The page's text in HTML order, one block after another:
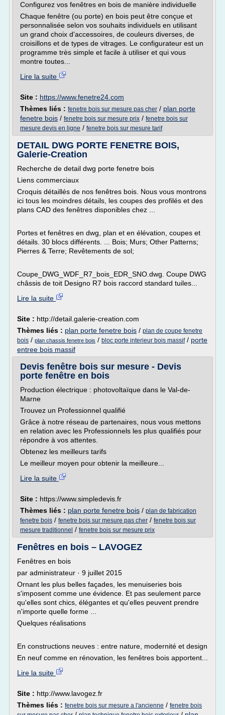
Configurez vos fenêtres en bois de manière individuelle
Chaque fenêtre (ou porte) en bois peut être conçue et
personnalisée selon vos souhaits individuels en utilisant
un grand choix d'accessoires, de couleurs diverses, de
croisillons et de types de vitrages. Le configurateur est un
programme très simple et facile à utiliser et qui vous
montre toutes...
Lire la suite
Site : https://www.fenetre24.com
Thèmes liés : fenetre bois sur mesure pas cher / plan porte
fenetre bois / fenetre bois sur mesure prix / fenetre bois sur
mesure devis en ligne / fenetre bois sur mesure tarif
DETAIL DWG PORTE FENETRE BOIS,
Galerie-Creation
Recherche de detail dwg porte fenetre bois
Liens commerciaux
Croquis détaillés de nos fenêtres bois. Nous vous montrons
ici tous les moindres détails, les coupes des profilés et des
plans CAD des fenêtres disponibles chez ...
Portes et fenêtres en dwg, plan et en élévation, coupes et
détails. 30 blocs différents. ... Bois; Murs; Other Patterns;
Pierres & Terre; Revêtements de sol;
Coupe_DWG_WDF_R7_bois_EDR_SNO.dwg. Coupe DWG
châssis de toit Designo R7 bois raccord standard tuiles...
Lire la suite
Site : http://detail.galerie-creation.com
Thèmes liés : plan porte fenetre bois / plan de coupe fenetre
bois / plan chassis fenetre bois / bloc porte interieur bois massif/ porte
entree bois massif
Devis fenêtre bois sur mesure - Devis
porte fenêtre en bois
Production électrique : photovoltaïque dans le Val-de-
Marne
Trouvez un Professionnel qualifié
Grâce à notre réseau de partenaires, nous vous mettons
en relation avec les Professionnels les plus qualifiés pour
répondre à vos attentes.
Obtenez les meilleurs tarifs
Le meilleur moyen pour obtenir la meilleure...
Lire la suite
Site : https://www.simpledevis.fr
Thèmes liés : plan porte fenetre bois / plan de fabrication
fenetre bois / fenetre bois sur mesure pas cher / fenetre bois sur
mesure traditionnel / fenetre bois sur mesure prix
Fenêtres en bois – LAVOGEZ
Fenêtres en bois
par administrateur · 9 juillet 2015
Ornant les plus belles façades, les menuiseries bois
s'imposent comme une évidence. Et pas seulement parce
qu'elles sont chics, élégantes et qu'elles peuvent prendre
n'importe quelle forme ...
Quelques réalisations
En constructions neuves : entre nature, modernité et design
En neuf comme en rénovation, les fenêtres bois apportent...
Lire la suite
Site : http://www.lavogez.fr
Thèmes liés : fenetre bois sur mesure a l'ancienne / fenetre bois